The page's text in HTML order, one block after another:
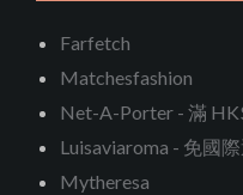
Farfetch
Matchesfashion
Net-A-Porter - 滿
Luisaviaroma - 免國
Mytheresa